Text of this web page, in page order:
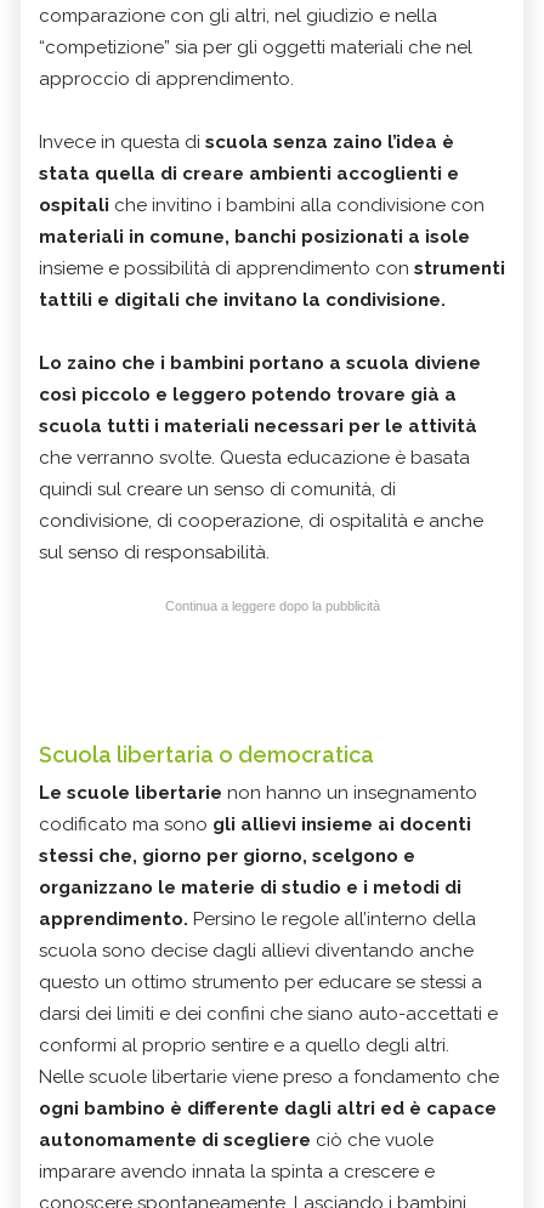
comparazione con gli altri, nel giudizio e nella
“competizione” sia per gli oggetti materiali che nel
approccio di apprendimento.
Invece in questa di scuola senza zaino l’idea è
stata quella di creare ambienti accoglienti e
ospitali che invitino i bambini alla condivisione con
materiali in comune, banchi posizionati a isole
insieme e possibilità di apprendimento con strumenti
tattili e digitali che invitano la condivisione.
Lo zaino che i bambini portano a scuola diviene
così piccolo e leggero potendo trovare già a
scuola tutti i materiali necessari per le attività
che verranno svolte. Questa educazione è basata
quindi sul creare un senso di comunità, di
condivisione, di cooperazione, di ospitalità e anche
sul senso di responsabilità.
Continua a leggere dopo la pubblicità
Scuola libertaria o democratica
Le scuole libertarie non hanno un insegnamento
codificato ma sono gli allievi insieme ai docenti
stessi che, giorno per giorno, scelgono e
organizzano le materie di studio e i metodi di
apprendimento. Persino le regole all’interno della
scuola sono decise dagli allievi diventando anche
questo un ottimo strumento per educare se stessi a
darsi dei limiti e dei confini che siano auto-accettati e
conformi al proprio sentire e a quello degli altri.
Nelle scuole libertarie viene preso a fondamento che
ogni bambino è differente dagli altri ed è capace
autonomamente di scegliere ciò che vuole
imparare avendo innata la spinta a crescere e
conoscere spontaneamente. Lasciando i bambini